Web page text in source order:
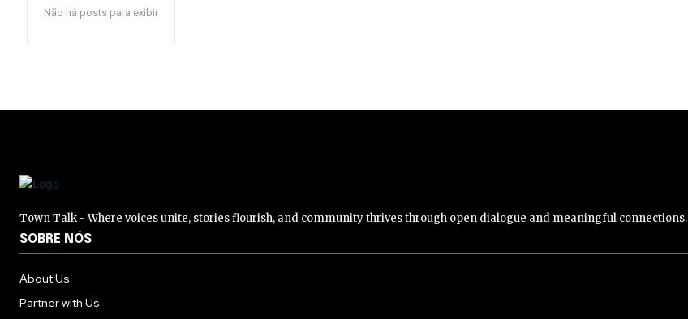
Não há posts para exibir
Town Talk - Where voices unite, stories flourish, and community thrives through open dialogue and meaningful connections.
SOBRE NÓS
About Us
Partner with Us